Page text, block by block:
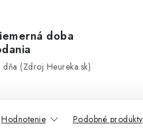
doba
dňa (Zdroj Heureka.sk)
Hodnotenie Podobné produkty